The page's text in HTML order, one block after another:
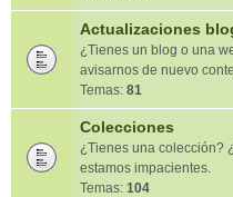
Actualizaciones
¿Tienes un blog o una
avisarnos de nuevo
Temas: 81
Colecciones
¿Tienes una colección?
estamos impacientes.
Temas: 104